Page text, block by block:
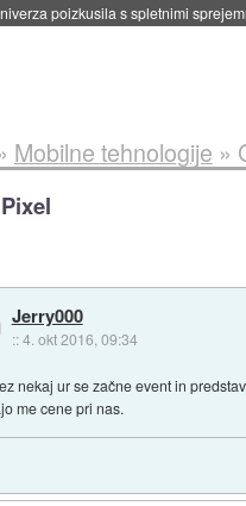
poizkusila s spletnimi
Mobilne tehnologije »
Jerry000
::4. okt 2016, 09:34
nekaj ur se začne event in
me cene pri nas.